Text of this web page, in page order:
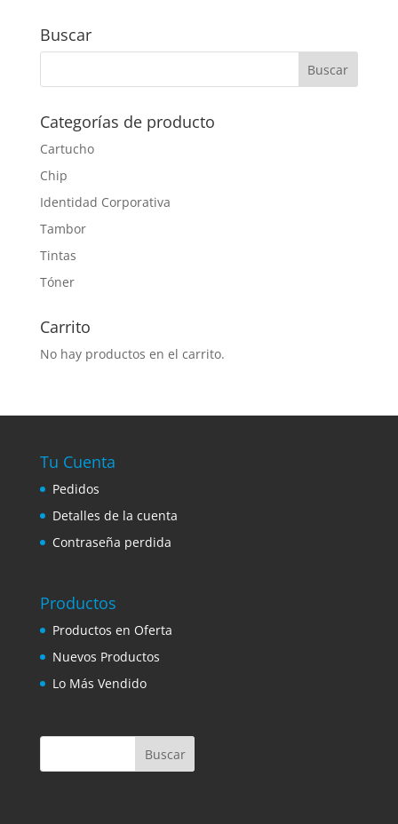
Buscar
Categorías de producto
Cartucho
Chip
Identidad Corporativa
Tambor
Tintas
Tóner
Carrito
No hay productos en el carrito.
Tu Cuenta
Pedidos
Detalles de la cuenta
Contraseña perdida
Productos
Productos en Oferta
Nuevos Productos
Lo Más Vendido